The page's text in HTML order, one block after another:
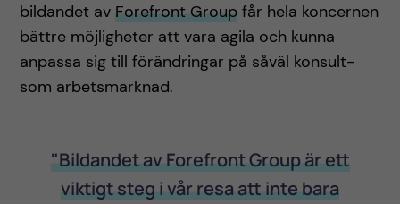
bildandet avForefront Group får hela koncernen
bättre möjligheter att vara agila och kunna
anpassa sig till förändringar på såväl konsult-
som arbetsmarknad.
"Bildandet av Forefront Group är ett
viktigt steg i vår resa att inte bara